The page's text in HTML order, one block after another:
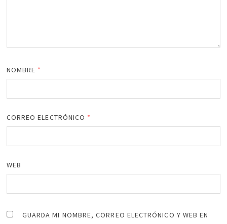
NOMBRE *
CORREO ELECTRÓNICO *
WEB
GUARDA MI NOMBRE, CORREO ELECTRÓNICO Y WEB EN